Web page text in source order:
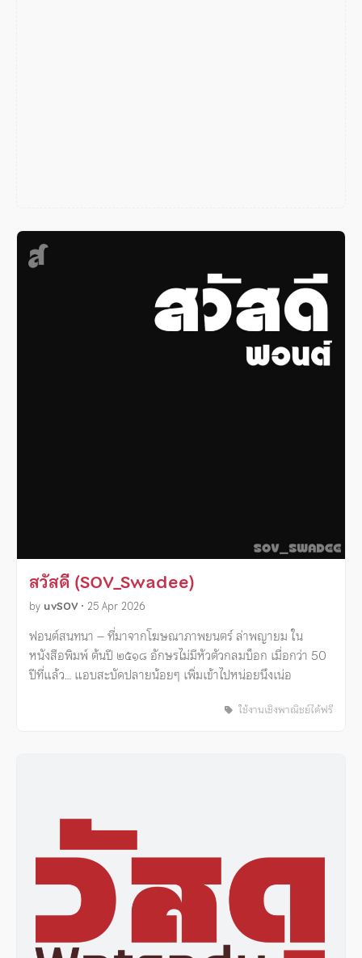
สวัสดี (SOV_Swadee)
by uvSOV • 25 Apr 2026
ฟอนต์สนทนา – ที่มาจากโฆษณาภาพยนตร์ ล่าพญายม ใน
หนังสือพิมพ์ ต้นปี ๒๕๑๘ อักษรไม่มีหัวตัวกลมบ็อก เมื่อกว่า 50
ปีที่แล้ว… แอบสะบัดปลายน้อยๆ เพิ่มเข้าไปหน่อยนึงเน่อ
ใช้งานเชิงพาณิชย์ได้ฟรี